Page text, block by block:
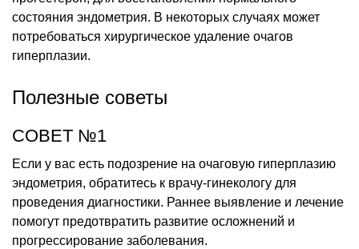
состояния эндометрия. В некоторых случаях может
потребоваться хирургическое удаление очагов
гиперплазии.
Полезные советы
СОВЕТ №1
Если у вас есть подозрение на очаговую гиперплазию
эндометрия, обратитесь к врачу-гинекологу для
проведения диагностики. Раннее выявление и лечение
помогут предотвратить развитие осложнений и
прогрессирование заболевания.